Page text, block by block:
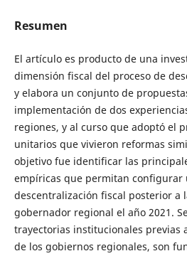
Resumen
El artículo es producto de una
dimensión fiscal del proceso de
y elabora un conjunto de
implementación de dos
regiones, y al curso que adoptó el
unitarios que vivieron reformas
objetivo fue identificar las
empíricas que permitan configurar
descentralización fiscal posterior a
gobernador regional el año 2021.
trayectorias institucionales previas
de los gobiernos regionales, son